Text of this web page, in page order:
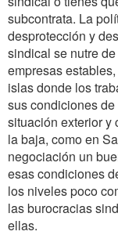
subcontrata. La
desprotección y
sindical se nutre
empresas
islas donde los
sus condiciones
situación exterior y
la baja, como en
negociación un
esas condiciones
los niveles poco
las burocracias
ellas.